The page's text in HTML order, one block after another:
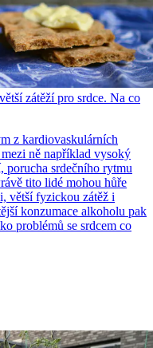
zátěží pro srdce. Na co
z kardiovaskulárních
ně například vysoký
porucha srdečního rytmu
tito lidé mohou hůře
větší fyzickou zátěž i
konzumace alkoholu pak
problémů se srdcem co